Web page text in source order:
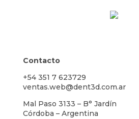
Contacto
+54 351 7 623729
ventas.web@dent3d.com.ar
Mal Paso 3133 – B° Jardín
Córdoba – Argentina